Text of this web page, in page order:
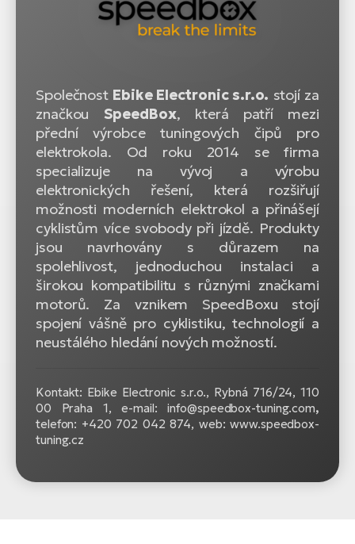
Společnost Ebike Electronic s.r.o. stojí za
značkou SpeedBox, která patří mezi
přední výrobce tuningových čipů pro
elektrokola. Od roku 2014 se firma
specializuje na vývoj a výrobu
elektronických řešení, která rozšiřují
možnosti moderních elektrokol a přinášejí
cyklistům více svobody při jízdě. Produkty
jsou navrhovány s důrazem na
spolehlivost, jednoduchou instalaci a
širokou kompatibilitu s různými značkami
motorů. Za vznikem SpeedBoxu stojí
spojení vášně pro cyklistiku, technologií a
neustálého hledání nových možností.
Kontakt: Ebike Electronic s.r.o., Rybná 716/24, 110
00 Praha 1, e-mail:
info@speedbox-tuning.com,
telefon: +420 702 042 874, web: www.speedbox-
tuning.cz